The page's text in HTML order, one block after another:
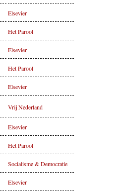
Elsevier
Het Parool
Elsevier
Het Parool
Elsevier
Vrij Nederland
Elsevier
Het Parool
Socialisme & Democratie
Elsevier